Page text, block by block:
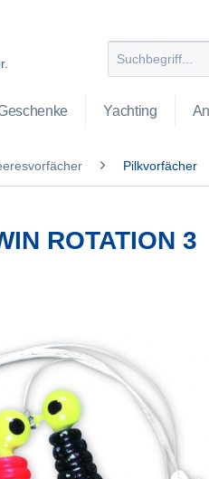
Yachting
Pilkvorfächer
ROTATION 3